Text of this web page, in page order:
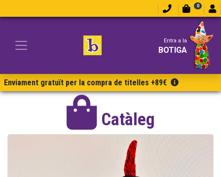
0
Entra a la
BOTIGA
Enviament gratuït per la compra de titelles +89€
Catàleg